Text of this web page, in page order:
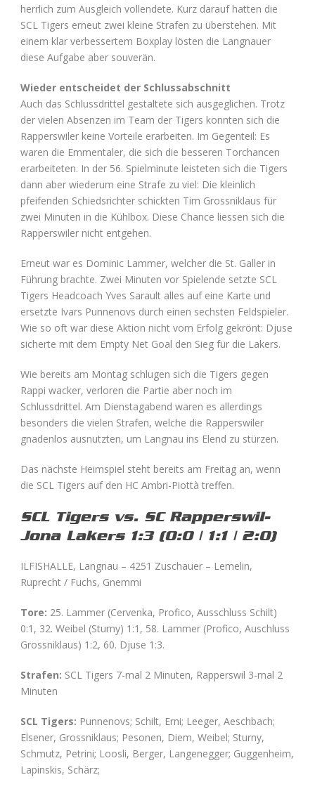
herrlich zum Ausgleich vollendete. Kurz darauf hatten die
SCL Tigers erneut zwei kleine Strafen zu überstehen. Mit
einem klar verbessertem Boxplay lösten die Langnauer
diese Aufgabe aber souverän.
Wieder entscheidet der Schlussabschnitt
Auch das Schlussdrittel gestaltete sich ausgeglichen. Trotz
der vielen Absenzen im Team der Tigers konnten sich die
Rapperswiler keine Vorteile erarbeiten. Im Gegenteil: Es
waren die Emmentaler, die sich die besseren Torchancen
erarbeiteten. In der 56. Spielminute leisteten sich die Tigers
dann aber wiederum eine Strafe zu viel: Die kleinlich
pfeifenden Schiedsrichter schickten Tim Grossniklaus für
zwei Minuten in die Kühlbox. Diese Chance liessen sich die
Rapperswiler nicht entgehen.
Erneut war es Dominic Lammer, welcher die St. Galler in
Führung brachte. Zwei Minuten vor Spielende setzte SCL
Tigers Headcoach Yves Sarault alles auf eine Karte und
ersetzte Ivars Punnenovs durch einen sechsten Feldspieler.
Wie so oft war diese Aktion nicht vom Erfolg gekrönt: Djuse
sicherte mit dem Empty Net Goal den Sieg für die Lakers.
Wie bereits am Montag schlugen sich die Tigers gegen
Rappi wacker, verloren die Partie aber noch im
Schlussdrittel. Am Dienstagabend waren es allerdings
besonders die vielen Strafen, welche die Rapperswiler
gnadenlos ausnutzten, um Langnau ins Elend zu stürzen.
Das nächste Heimspiel steht bereits am Freitag an, wenn
die SCL Tigers auf den HC Ambri-Piottà treffen.
SCL Tigers vs. SC Rapperswil-
Jona Lakers 1:3 (0:0 | 1:1 | 2:0)
ILFISHALLE, Langnau – 4251 Zuschauer – Lemelin,
Ruprecht / Fuchs, Gnemmi
Tore: 25. Lammer (Cervenka, Profico, Ausschluss Schilt)
0:1, 32. Weibel (Sturny) 1:1, 58. Lammer (Profico, Auschluss
Grossniklaus) 1:2, 60. Djuse 1:3.
Strafen: SCL Tigers 7-mal 2 Minuten, Rapperswil 3-mal 2
Minuten
SCL Tigers: Punnenovs; Schilt, Erni; Leeger, Aeschbach;
Elsener, Grossniklaus; Pesonen, Diem, Weibel; Sturny,
Schmutz, Petrini; Loosli, Berger, Langenegger; Guggenheim,
Lapinskis, Schärz;